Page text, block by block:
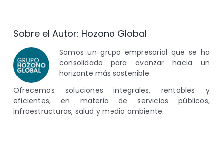
Sobre el Autor: Hozono Global
Somos un grupo empresarial que se ha
consolidado para avanzar hacia un
horizonte más sostenible.
Ofrecemos soluciones integrales, rentables y
eficientes, en materia de servicios públicos,
infraestructuras, salud y medio ambiente.